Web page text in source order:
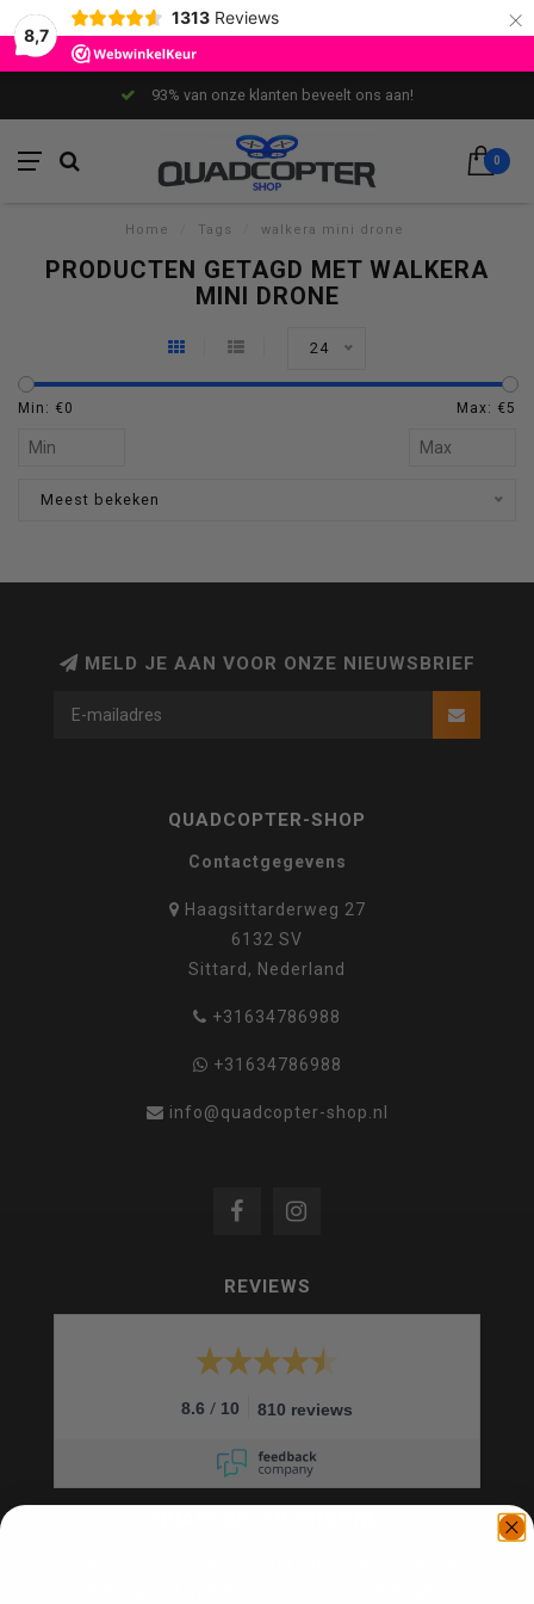
8,7
1313 Reviews ×
93% van onze klanten beveelt ons aan!
0
Home Tags walkera mini drone
PRODUCTEN GETAGD MET WALKERA
MINI DRONE
24
Min: €0 Max: €5
Meest bekeken
MELD JE AAN VOOR ONZE NIEUWSBRIEF
QUADCOPTER-SHOP
Contactgegevens
Haagsittarderweg 27
6132 SV
Sittard, Nederland
+31634786988
+31634786988
info@quadcopter-shop.nl
REVIEWS
8.6 / 10 810 reviews